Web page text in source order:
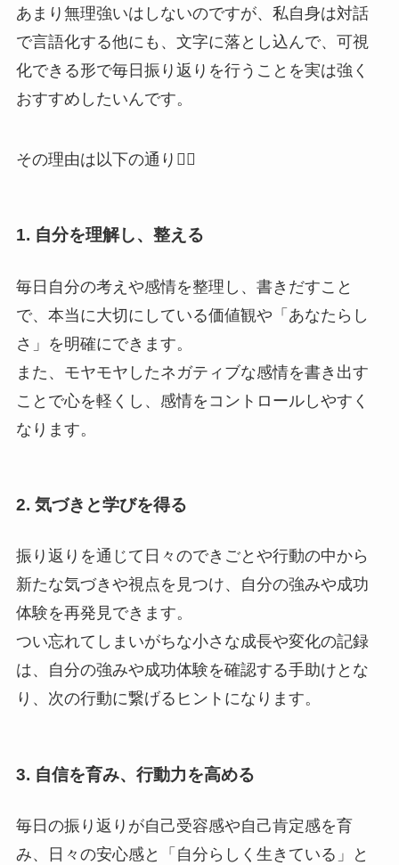
あまり無理強いはしないのですが、私自身は対話
で言語化する他にも、文字に落とし込んで、可視
化できる形で毎日振り返りを行うことを実は強く
おすすめしたいんです。
その理由は以下の通り💁‍♀️
1. 自分を理解し、整える
毎日自分の考えや感情を整理し、書きだすこと
で、本当に大切にしている価値観や「あなたらし
さ」を明確にできます。
また、モヤモヤしたネガティブな感情を書き出す
ことで心を軽くし、感情をコントロールしやすく
なります。
2. 気づきと学びを得る
振り返りを通じて日々のできごとや行動の中から
新たな気づきや視点を見つけ、自分の強みや成功
体験を再発見できます。
つい忘れてしまいがちな小さな成長や変化の記録
は、自分の強みや成功体験を確認する手助けとな
り、次の行動に繋げるヒントになります。
3. 自信を育み、行動力を高める
毎日の振り返りが自己受容感や自己肯定感を育
み、日々の安心感と「自分らしく生きている」と